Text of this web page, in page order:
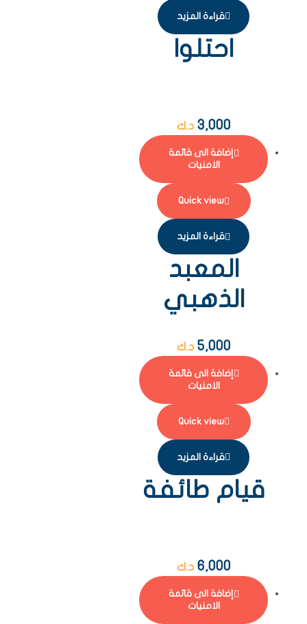
قراءة المزيد
احتلوا
3,000 د.ك
إضافة الى قائمة
الامنيات
Quick view
قراءة المزيد
المعبد
الذهبي
5,000 د.ك
إضافة الى قائمة
الامنيات
Quick view
قراءة المزيد
قيام طائفة
6,000 د.ك
إضافة الى قائمة
الامنيات